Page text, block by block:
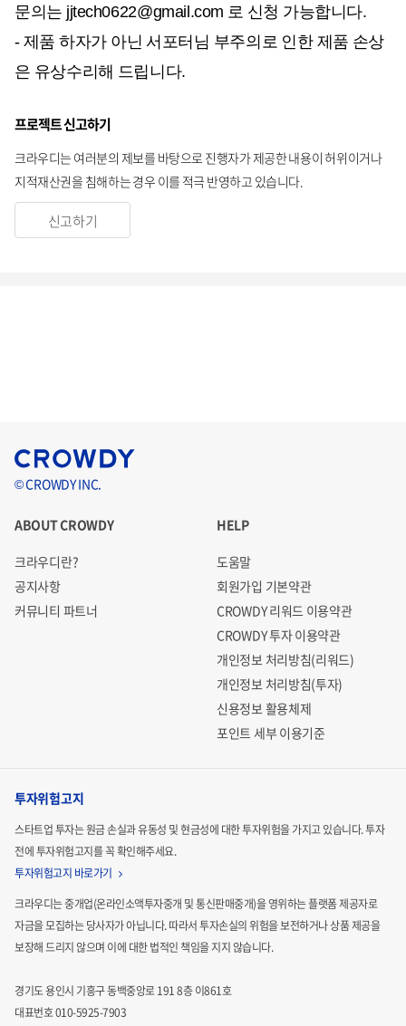
문의는 jjtech0622@gmail.com 로 신청 가능합니다.
- 제품 하자가 아닌 서포터님 부주의로 인한 제품 손상
은 유상수리해 드립니다.
프로젝트 신고하기
크라우디는 여러분의 제보를 바탕으로 진행자가 제공한 내용이 허위이거나
지적재산권을 침해하는 경우 이를 적극 반영하고 있습니다.
신고하기
© CROWDY INC.
ABOUT CROWDY
크라우디란?
공지사항
커뮤니티 파트너
HELP
도움말
회원가입 기본약관
CROWDY 리워드 이용약관
CROWDY 투자 이용약관
개인정보 처리방침(리워드)
개인정보 처리방침(투자)
신용정보 활용체제
포인트 세부 이용기준
투자위험고지
스타트업 투자는 원금 손실과 유동성 및 현금성에 대한 투자위험을 가지고 있습니다.투자
전에 투자위험고지를 꼭 확인해주세요.
투자위험고지 바로가기
크라우디는 중개업(온라인소액투자중개 및 통신판매중개)을 영위하는 플랫폼 제공자로
자금을 모집하는당사자가 아닙니다. 따라서 투자손실의 위험을 보전하거나 상품 제공을
보장해 드리지 않으며 이에 대한 법적인 책임을 지지 않습니다.
경기도 용인시 기흥구 동백중앙로 191 8층 이861호
대표번호 010-5925-7903